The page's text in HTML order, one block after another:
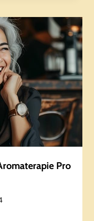
Pro